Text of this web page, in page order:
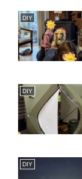
DIY
DIY
DIY